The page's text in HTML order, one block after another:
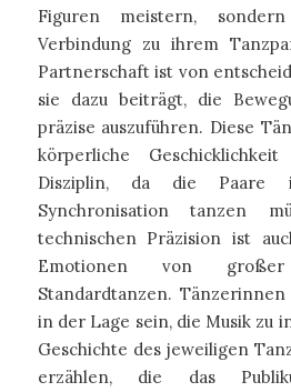
Figuren meistern,
Verbindung zu ihrem
Partnerschaft ist von
sie dazu beiträgt, die
präzise auszuführen. Diese
körperliche
Disziplin, da die Paare
Synchronisation tanzen
technischen Präzision ist
Emotionen von
Standardtanzen.
in der Lage sein, die Musik zu
Geschichte des jeweiligen
erzählen, die das